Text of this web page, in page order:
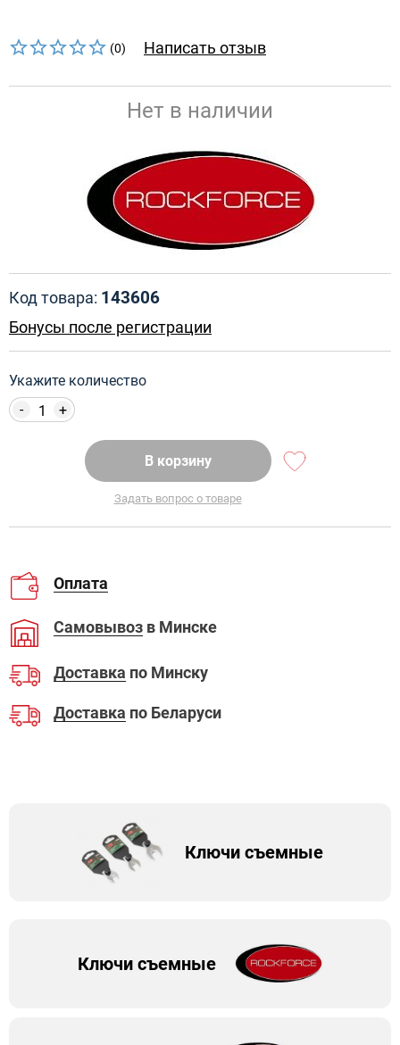
(0) Написать отзыв
Нет в наличии
Код товара: 143606
Бонусы после регистрации
Укажите количество
+
-
В корзину
Задать вопрос о товаре
Оплата
Самовывоз в Минске
Доставка по Минску
Доставка по Беларуси
Ключи съемные
Ключи съемные